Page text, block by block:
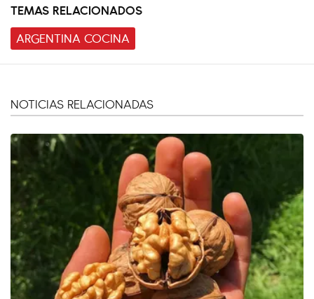
TEMAS RELACIONADOS
ARGENTINA COCINA
NOTICIAS RELACIONADAS